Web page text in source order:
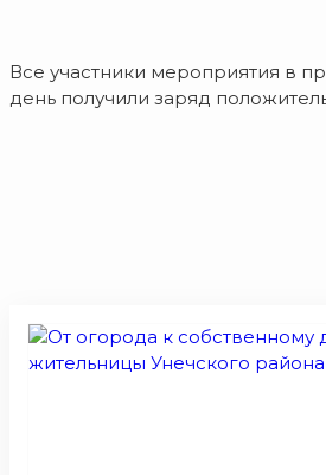
Все участники мероприятия в
день получили заряд